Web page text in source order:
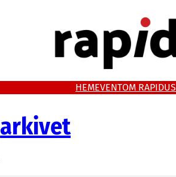
HEMEVENTOM RAPIDUS
arkivet